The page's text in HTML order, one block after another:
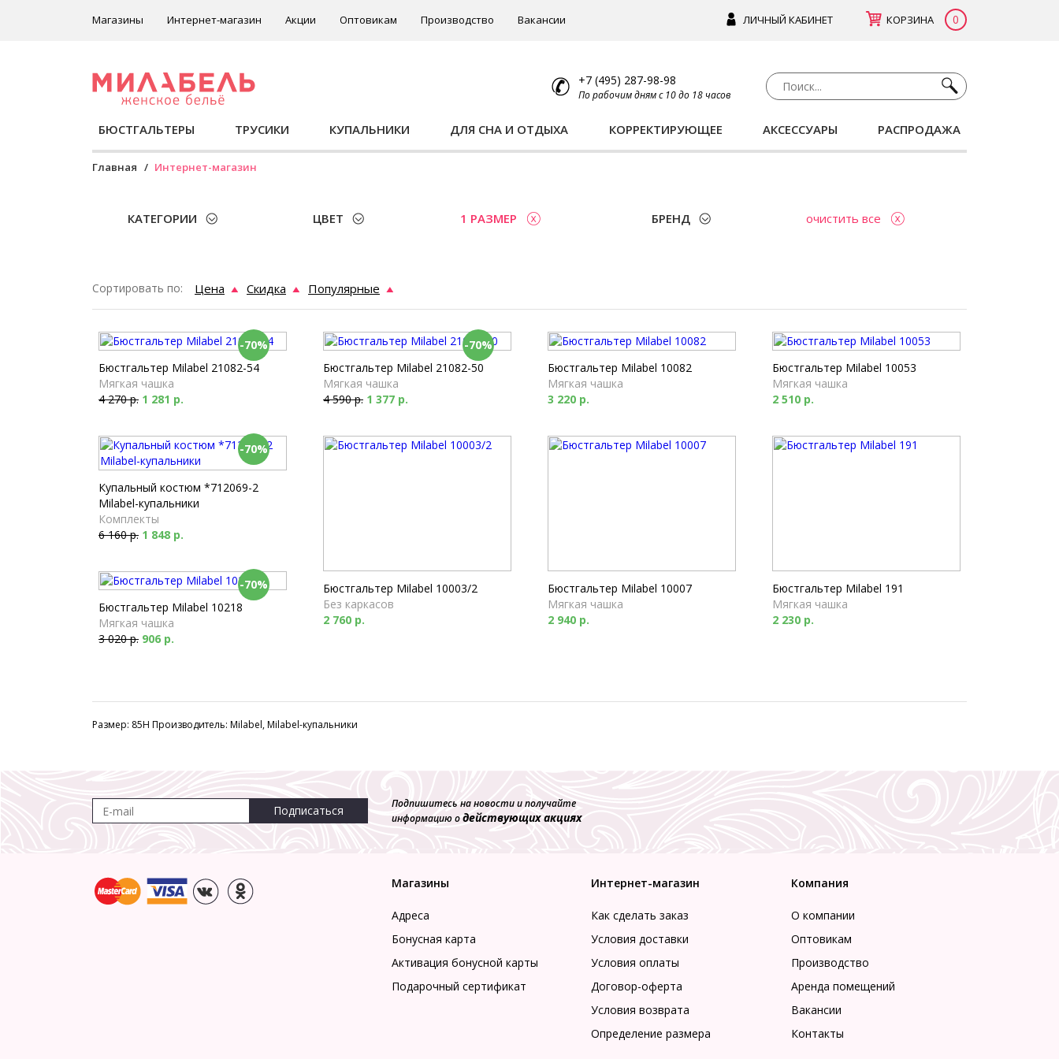
ЛИЧНЫЙ КАБИНЕТ КОРЗИНА 0
Магазины Интернет-магазин Акции Оптовикам Производство Вакансии
+7 (495) 287-98-98
По рабочим дням с 10 до 18 часов
БЮСТГАЛЬТЕРЫ ТРУСИКИ КУПАЛЬНИКИ ДЛЯ СНА И ОТДЫХА КОРРЕКТИРУЮЩЕЕ АКСЕССУАРЫ РАСПРОДАЖА
Главная Интернет-магазин
КАТЕГОРИИ ЦВЕТ 1 РАЗМЕР БРЕНД очистить все
Сортировать по: Цена Скидка Популярные
-70%
Бюстгальтер Milabel 21082-54
Мягкая чашка
4 270 р. 1 281 р.
-70%
Бюстгальтер Milabel 21082-50
Мягкая чашка
4 590 р. 1 377 р.
Бюстгальтер Milabel 10082
Мягкая чашка
3 220 р.
Бюстгальтер Milabel 10053
Мягкая чашка
2 510 р.
-70%
Купальный костюм *712069-2
Milabel-купальники
Комплекты
6 160 р. 1 848 р.
Бюстгальтер Milabel 10003/2
Без каркасов
2 760 р.
Бюстгальтер Milabel 10007
Мягкая чашка
2 940 р.
Бюстгальтер Milabel 191
Мягкая чашка
2 230 р.
-70%
Бюстгальтер Milabel 10218
Мягкая чашка
3 020 р. 906 р.
Размер: 85H Производитель: Milabel, Milabel-купальники
Подписаться
Подпишитесь на новости и получайте
информацию одействующих акциях
Магазины
Адреса
Бонусная карта
Активация бонусной карты
Подарочный сертификат
Интернет-магазин
Как сделать заказ
Условия доставки
Условия оплаты
Договор-оферта
Условия возврата
Определение размера
Компания
О компании
Оптовикам
Производство
Аренда помещений
Вакансии
Контакты